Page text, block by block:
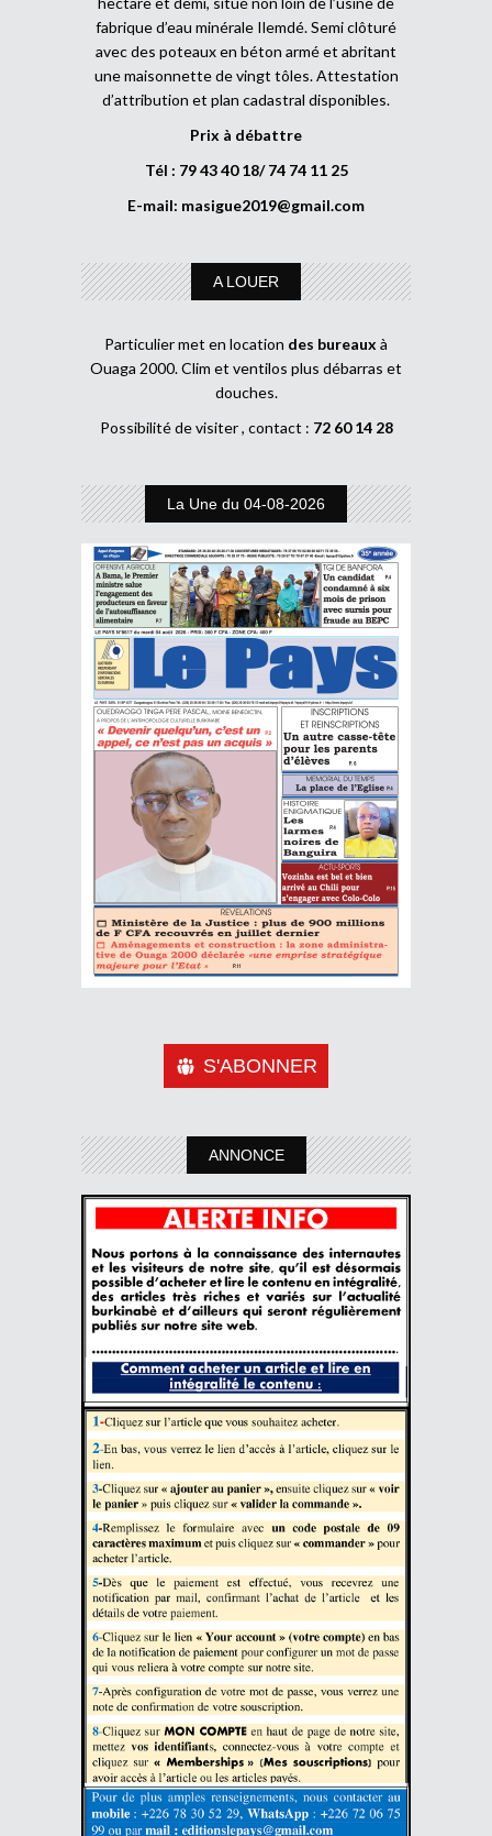
fabrique d’eau minérale Ilemdé. Semi clôturé
avec des poteaux en béton armé et abritant
une maisonnette de vingt tôles. Attestation
d’attribution et plan cadastral disponibles.
Prix à débattre
Tél : 79 43 40 18/ 74 74 11 25
E-mail: masigue2019@gmail.com
A LOUER
Particulier met en location des bureaux à
Ouaga 2000. Clim et ventilos plus débarras et
douches.
Possibilité de visiter , contact : 72 60 14 28
La Une du 04-08-2026
S'ABONNER
ANNONCE